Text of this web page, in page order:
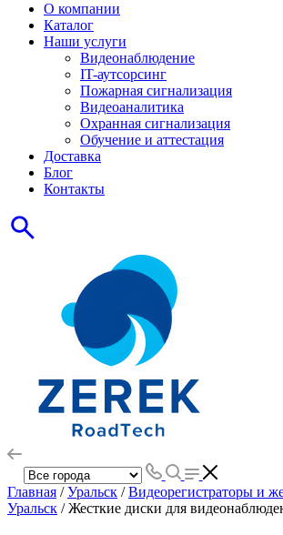
О компании
Каталог
Наши услуги
Видеонаблюдение
IT-аутсорсинг
Пожарная сигнализация
Видеоаналитика
Охранная сигнализация
Обучение и аттестация
Доставка
Блог
Контакты
Главная /Уральск /Видеорегистраторы и
Уральск / Жесткие диски для